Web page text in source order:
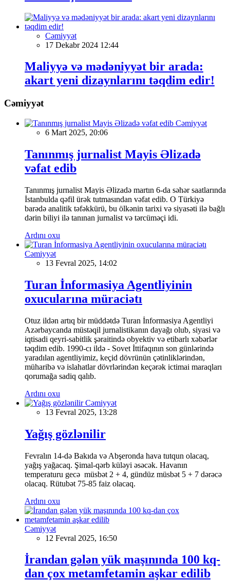
Cəmiyyət
17 Dekabr 2024 12:44
Maliyyə və mədəniyyət bir arada:
akart yeni dizaynlarını təqdim edir!
Cəmiyyət
Cəmiyyət
6 Mart 2025, 20:06
Tanınmış jurnalist Mayis Əlizadə
vəfat edib
Tanınmış jurnalist Mayis Əlizadə martın 6-da səhər saatlarında
İstanbulda qəfil ürək tutmasından vəfat edib. O Türkiyə
barədə analitik təfəkkürü, bu ölkənin tarixi və siyasəti ilə bağlı
dərin biliyi ilə tanınan jurnalist və tərcüməçi idi.
Ardını oxu
Cəmiyyət
13 Fevral 2025, 14:02
Turan İnformasiya Agentliyinin
oxucularına müraciətı
Otuz ildən artıq bir müddətdə Turan İnformasiya Agentliyi
Azərbaycanda müstəqil jurnalistikanın dayağı olub, siyasi və
iqtisadi qeyri-sabitlik şəraitində obyektiv və etibarlı xəbərlər
təqdim edib. 1990-cı ildə - Sovet İttifaqının son günlərində
yaradılan agentliyimiz, keçid dövrünün çətinliklərindən,
müharibə və islahatlar dövrlərindən keçərək ictimai maraqları
qorumağa sadiq qalıb.
Ardını oxu
Cəmiyyət
13 Fevral 2025, 13:28
Yağış gözlənilir
Fevralın 14-də Bakıda və Abşeronda hava tutqun olacaq,
yağış yağacaq. Şimal-qərb küləyi əsəcək. Havanın
temperaturu gecə müsbət 2 + 4, gündüz müsbət 5 + 7 dərəcə
olacaq. Rütubət 75-85 faiz olacaq.
Ardını oxu
Cəmiyyət
12 Fevral 2025, 16:50
İrandan gələn yük maşınında 100 kq-
dan çox metamfetamin aşkar edilib